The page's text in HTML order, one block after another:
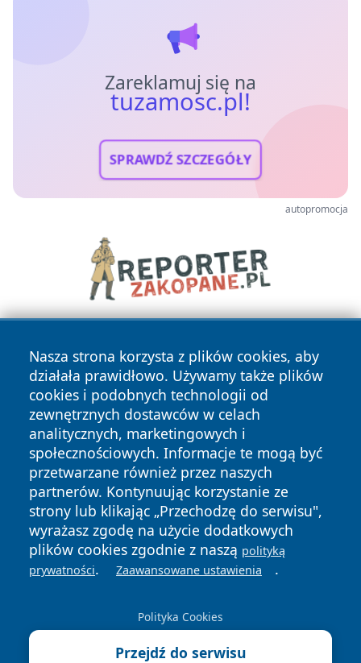
Zareklamuj się na
tuzamosc.pl!
SPRAWDŹ SZCZEGÓŁY
autopromocja
Nasza strona korzysta z plików cookies, aby
działała prawidłowo. Używamy także plików
cookies i podobnych technologii od
zewnętrznych dostawców w celach
analitycznych, marketingowych i
społecznościowych. Informacje te mogą być
przetwarzane również przez naszych
partnerów. Kontynuując korzystanie ze
strony lub klikając „Przechodzę do serwisu",
wyrażasz zgodę na użycie dodatkowych
plików cookies zgodnie z naszą polityką
prywatności. Zaawansowane ustawienia .
Polityka Cookies
Przejdź do serwisu
Copyright © 2026 tuzamosc.pl Wszystkie prawa zastrzeżone.
News Autorzy
Polityka
Prywatności
Polityka
Cookies